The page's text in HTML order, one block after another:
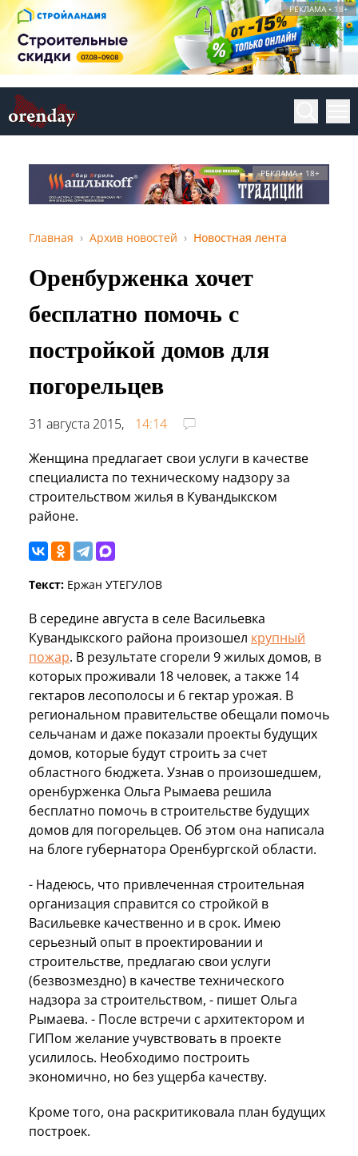
РЕКЛАМА • 18+
РЕКЛАМА • 18+
Главная Архив новостей Новостная лента
Оренбурженка хочет
бесплатно помочь с
постройкой домов для
погорельцев
31 августа 2015,
14:14
Женщина предлагает свои услуги в качестве
специалиста по техническому надзору за
строительством жилья в Кувандыкском
районе.
Текст: Ержан УТЕГУЛОВ
В середине августа в селе Васильевка
Кувандыкского района произошел крупный
пожар. В результате сгорели 9 жилых домов, в
которых проживали 18 человек, а также 14
гектаров лесополосы и 6 гектар урожая. В
региональном правительстве обещали помочь
сельчанам и даже показали проекты будущих
домов, которые будут строить за счет
областного бюджета. Узнав о произошедшем,
оренбурженка Ольга Рымаева решила
бесплатно помочь в строительстве будущих
домов для погорельцев. Об этом она написала
на блоге губернатора Оренбургской области.
- Надеюсь, что привлеченная строительная
организация справится со стройкой в
Васильевке качественно и в срок. Имею
серьезный опыт в проектировании и
строительстве, предлагаю свои услуги
(безвозмездно) в качестве технического
надзора за строительством, - пишет Ольга
Рымаева. - После встречи с архитектором и
ГИПом желание учувствовать в проекте
усилилось. Необходимо построить
экономично, но без ущерба качеству.
Кроме того, она раскритиковала план будущих
построек.